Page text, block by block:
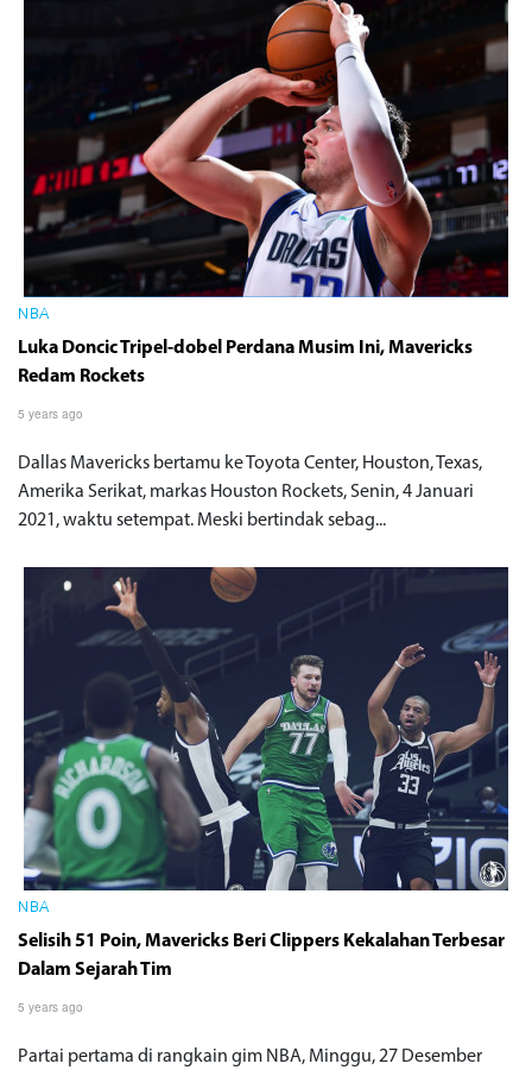
NBA
Luka Doncic Tripel-dobel Perdana Musim Ini, Mavericks
Redam Rockets
5 years ago
Dallas Mavericks bertamu ke Toyota Center, Houston, Texas,
Amerika Serikat, markas Houston Rockets, Senin, 4 Januari
2021, waktu setempat. Meski bertindak sebag...
NBA
Selisih 51 Poin, Mavericks Beri Clippers Kekalahan Terbesar
Dalam Sejarah Tim
5 years ago
Partai pertama di rangkain gim NBA, Minggu, 27 Desember